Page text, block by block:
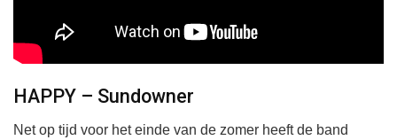
HAPPY – Sundowner
Net op tijd voor het einde van de zomer heeft de band